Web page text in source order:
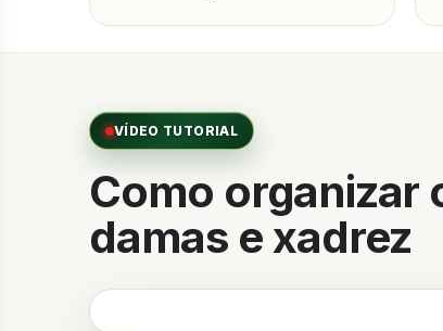
VÍDEO TUTORIAL
Como organizar
damas e xadrez